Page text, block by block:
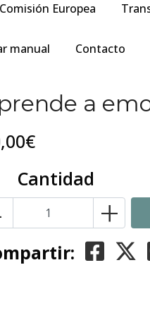
Europea
manual Contacto
a
Cantidad
+